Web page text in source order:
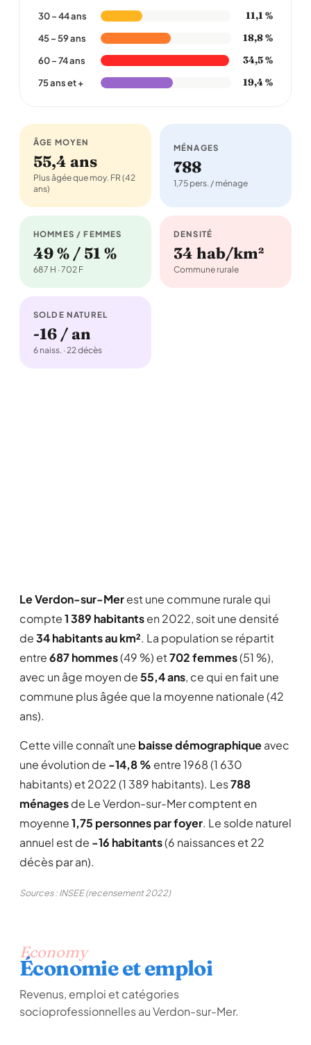
30 – 44 ans 11,1 %
45 – 59 ans 18,8 %
60 – 74 ans 34,5 %
75 ans et + 19,4 %
ÂGE MOYEN
55,4 ans
Plus âgée que moy. FR (42
ans)
MÉNAGES
788
1,75 pers. / ménage
HOMMES / FEMMES
49 % / 51 %
687 H · 702 F
DENSITÉ
34 hab/km²
Commune rurale
SOLDE NATUREL
-16 / an
6 naiss. · 22 décès
Le Verdon-sur-Merest une commune rurale qui
compte1 389 habitantsen 2022, soit une densité
de34 habitants au km². La population se répartit
entre687 hommes(49 %) et702 femmes(51 %),
avec un âge moyen de55,4 ans, ce qui en fait une
commune plus âgée que la moyenne nationale (42
ans).
Cette ville connaît une baisse démographiqueavec
une évolution de -14,8 % entre 1968 (1 630
habitants) et 2022 (1 389 habitants). Les788
ménagesde Le Verdon-sur-Mer comptent en
moyenne1,75 personnes par foyer. Le solde naturel
annuel est de -16 habitants(6 naissances et 22
décès par an).
Sources : INSEE (recensement 2022)
Economy
Économie et emploi
Revenus, emploi et catégories
socioprofessionnelles au Verdon-sur-Mer.